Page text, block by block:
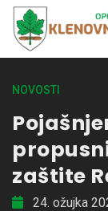
NOVOSTI
zaštite
24. ožujka